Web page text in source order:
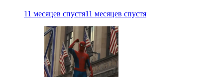
11 месяцев спустя11 месяцев спустя